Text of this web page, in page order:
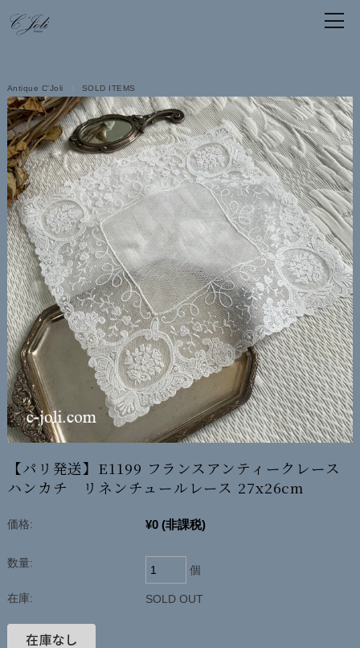
Antique C'Joli SOLD ITEMS
【パリ発送】E1199 フランスアンティークレース
ハンカチ リネンチュールレース 27x26cm
価格: ¥0 (非課税)
数量:
個
在庫: SOLD OUT